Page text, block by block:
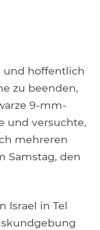
und hoffentlich
zu beenden,
9-mm-
und versuchte,
mehreren
Samstag, den
Israel in Tel